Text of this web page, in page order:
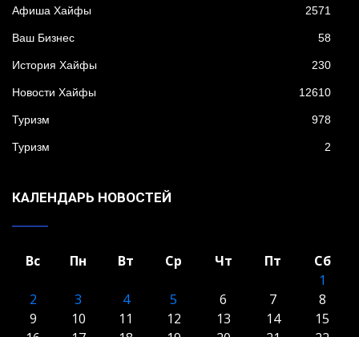
Афиша Хайфы 2571
Ваш Бизнес 58
История Хайфы 230
Новости Хайфы 12610
Туризм 978
Туризм 2
КАЛЕНДАРЬ НОВОСТЕЙ
Вс Пн Вт Ср Чт Пт
Сб
1
2
3 4 5 6 7
8
9
10 11 12 13 14
15